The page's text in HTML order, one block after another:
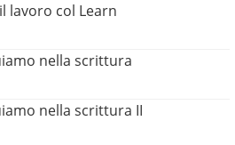
lavoro col Learn
nella scrittura
nella scrittura II